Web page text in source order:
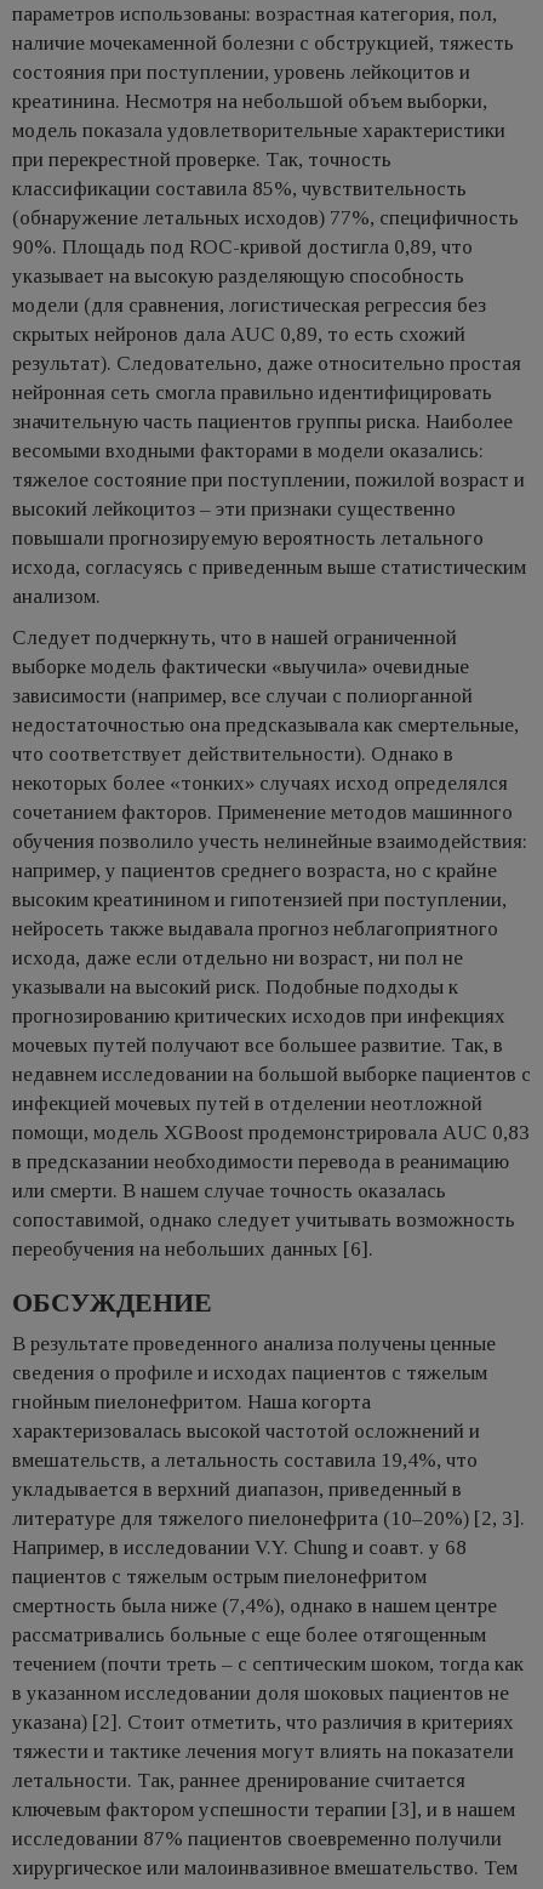
параметров использованы: возрастная категория, пол,
наличие мочекаменной болезни с обструкцией, тяжесть
состояния при поступлении, уровень лейкоцитов и
креатинина. Несмотря на небольшой объем выборки,
модель показала удовлетворительные характеристики
при перекрестной проверке. Так, точность
классификации составила 85%, чувствительность
(обнаружение летальных исходов) 77%, специфичность
90%. Площадь под ROC-кривой достигла 0,89, что
указывает на высокую разделяющую способность
модели (для сравнения, логистическая регрессия без
скрытых нейронов дала AUC 0,89, то есть схожий
результат). Следовательно, даже относительно простая
нейронная сеть смогла правильно идентифицировать
значительную часть пациентов группы риска. Наиболее
весомыми входными факторами в модели оказались:
тяжелое состояние при поступлении, пожилой возраст и
высокий лейкоцитоз – эти признаки существенно
повышали прогнозируемую вероятность летального
исхода, согласуясь с приведенным выше статистическим
анализом.
Следует подчеркнуть, что в нашей ограниченной
выборке модель фактически «выучила» очевидные
зависимости (например, все случаи с полиорганной
недостаточностью она предсказывала как смертельные,
что соответствует действительности). Однако в
некоторых более «тонких» случаях исход определялся
сочетанием факторов. Применение методов машинного
обучения позволило учесть нелинейные взаимодействия:
например, у пациентов среднего возраста, но с крайне
высоким креатинином и гипотензией при поступлении,
нейросеть также выдавала прогноз неблагоприятного
исхода, даже если отдельно ни возраст, ни пол не
указывали на высокий риск. Подобные подходы к
прогнозированию критических исходов при инфекциях
мочевых путей получают все большее развитие. Так, в
недавнем исследовании на большой выборке пациентов с
инфекцией мочевых путей в отделении неотложной
помощи, модель XGBoost продемонстрировала AUC 0,83
в предсказании необходимости перевода в реанимацию
или смерти. В нашем случае точность оказалась
сопоставимой, однако следует учитывать возможность
переобучения на небольших данных [6].
ОБСУЖДЕНИЕ
В результате проведенного анализа получены ценные
сведения о профиле и исходах пациентов с тяжелым
гнойным пиелонефритом. Наша когорта
характеризовалась высокой частотой осложнений и
вмешательств, а летальность составила 19,4%, что
укладывается в верхний диапазон, приведенный в
литературе для тяжелого пиелонефрита (10–20%) [2, 3].
Например, в исследовании V.Y. Chung и соавт. у 68
пациентов с тяжелым острым пиелонефритом
смертность была ниже (7,4%), однако в нашем центре
рассматривались больные с еще более отягощенным
течением (почти треть – с септическим шоком, тогда как
в указанном исследовании доля шоковых пациентов не
указана) [2]. Стоит отметить, что различия в критериях
тяжести и тактике лечения могут влиять на показатели
летальности. Так, раннее дренирование считается
ключевым фактором успешности терапии [3], и в нашем
исследовании 87% пациентов своевременно получили
хирургическое или малоинвазивное вмешательство. Тем